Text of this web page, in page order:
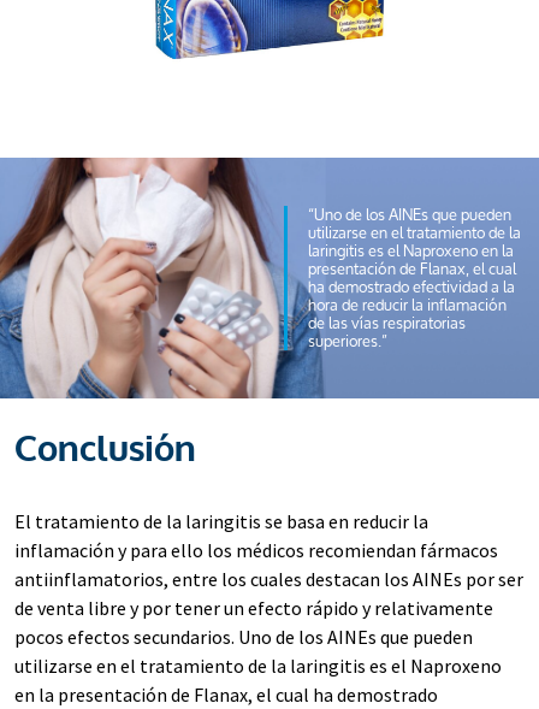
“Uno de los AINEs que pueden
utilizarse en el tratamiento de la
laringitis es el Naproxeno en la
presentación de Flanax, el cual
ha demostrado efectividad a la
hora de reducir la inflamación
de las vías respiratorias
superiores.”
Conclusión
El tratamiento de la laringitis se basa en reducir la
inflamación y para ello los médicos recomiendan fármacos
antiinflamatorios, entre los cuales destacan los AINEs por ser
de venta libre y por tener un efecto rápido y relativamente
pocos efectos secundarios. Uno de los AINEs que pueden
utilizarse en el tratamiento de la laringitis es el Naproxeno
en la presentación de Flanax, el cual ha demostrado